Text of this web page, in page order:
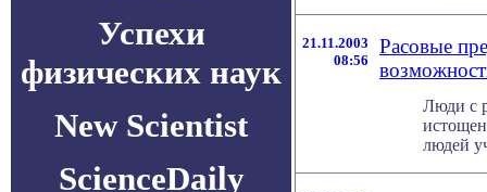
Успехи
физических наук
New Scientist
ScienceDaily
21.11.2003
08:56
Расовые
Люди с
людей